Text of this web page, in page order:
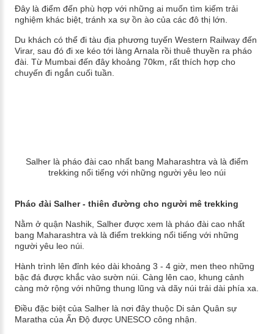
Đây là điểm đến phù hợp với những ai muốn tìm kiếm trải
nghiệm khác biệt, tránh xa sự ồn ào của các đô thị lớn.
Du khách có thể đi tàu địa phương tuyến Western Railway đến
Virar, sau đó đi xe kéo tới làng Arnala rồi thuê thuyền ra pháo
đài. Từ Mumbai đến đây khoảng 70km, rất thích hợp cho
chuyến đi ngắn cuối tuần.
Salher là pháo đài cao nhất bang Maharashtra và là điểm
trekking nổi tiếng với những người yêu leo núi
Pháo đài Salher - thiên đường cho người mê trekking
Nằm ở quận Nashik, Salher được xem là pháo đài cao nhất
bang Maharashtra và là điểm trekking nổi tiếng với những
người yêu leo núi.
Hành trình lên đỉnh kéo dài khoảng 3 - 4 giờ, men theo những
bậc đá được khắc vào sườn núi. Càng lên cao, khung cảnh
càng mở rộng với những thung lũng và dãy núi trải dài phía xa.
Điều đặc biệt của Salher là nơi đây thuộc Di sản Quân sự
Maratha của Ấn Độ được UNESCO công nhận.